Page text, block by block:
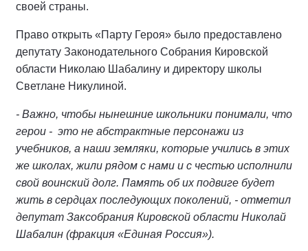
своей страны.
Право открыть «Парту Героя» было предоставлено
депутату Законодательного Собрания Кировской
области Николаю Шабалину и директору школы
Светлане Никулиной.
- Важно, чтобы нынешние школьники понимали, что
герои - это не абстрактные персонажи из
учебников, а наши земляки, которые учились в этих
же школах, жили рядом с нами и с честью исполнили
свой воинский долг. Память об их подвиге будет
жить в сердцах последующих поколений, - отметил
депутат Заксобрания Кировской области Николай
Шабалин (фракция «Единая Россия»).